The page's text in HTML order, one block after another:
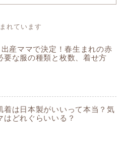
れています
産ママで決定！春生まれの赤
要な服の種類と枚数、着せ方
着は日本製がいいって本当？気
はどれぐらいいる？